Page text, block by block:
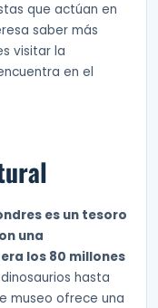
que actúan en
saber más
visitar la
en el
es un tesoro
una
los 80 millones
hasta
museo ofrece una